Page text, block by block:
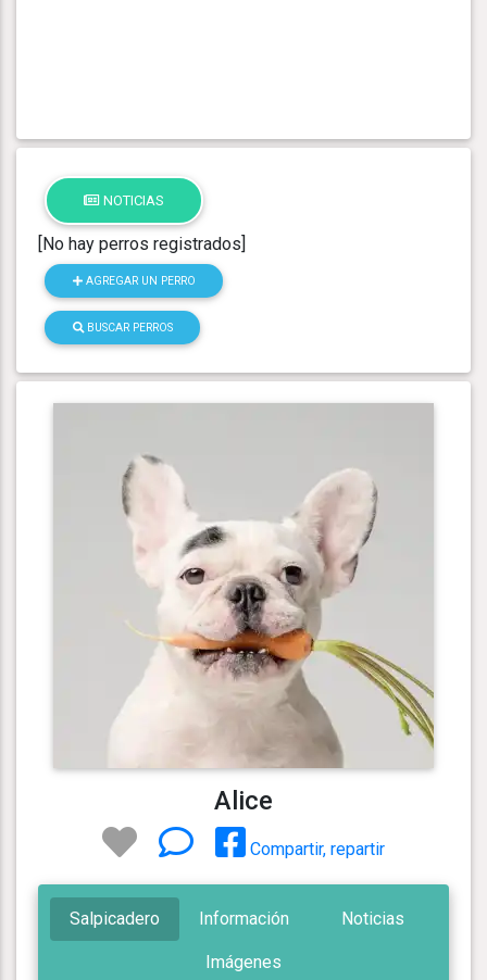
NOTICIAS
[No hay perros registrados]
AGREGAR UN PERRO
BUSCAR PERROS
Alice
Compartir, repartir
Salpicadero Información Noticias
Imágenes